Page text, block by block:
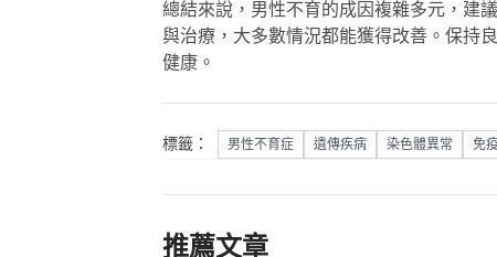
總結來說，男性不育的成因複雜多元，建
與治療，大多數情況都能獲得改善。保持
健康。
標籤： 男性不育症 遺傳疾病 染色體異常 免
推薦文章